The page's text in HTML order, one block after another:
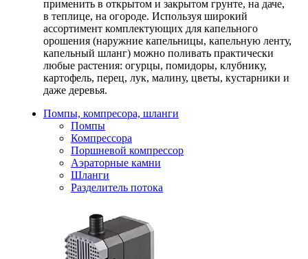
применить в открытом и закрытом грунте, на даче,
в теплице, на огороде. Используя широкий
ассортимент комплектующих для капельного
орошения (наружние капельницы, капельную ленту,
капельный шланг) можно поливать практически
любые растения: огурцы, помидоры, клубнику,
картофель, перец, лук, малину, цветы, кустарники и
даже деревья.
Помпы, компресора, шланги
Помпы
Компрессора
Поршневой компрессор
Аэраторные камни
Шланги
Разделитель потока